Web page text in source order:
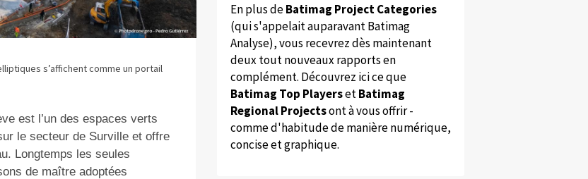
s’affichent comme un portail
est l’un des espaces verts
le secteur de Surville et offre
Longtemps les seules
de maître adoptées
En plus deBatimag Project Categories
(qui s'appelait auparavant Batimag
Analyse), vous recevrez dès maintenant
deux tout nouveaux rapports en
complément. Découvrez ici ce que
Batimag Top PlayersetBatimag
Regional Projectsont à vous offrir -
comme d'habitude de manière numérique,
concise et graphique.